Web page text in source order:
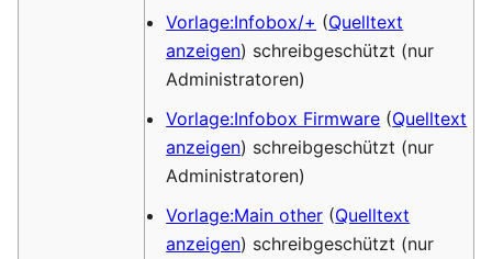
Vorlage:Infobox/+ (Quelltext
anzeigen) schreibgeschützt (nur
Administratoren)
Vorlage:Infobox Firmware (Quelltext
anzeigen) schreibgeschützt (nur
Administratoren)
Vorlage:Main other (Quelltext
anzeigen) schreibgeschützt (nur